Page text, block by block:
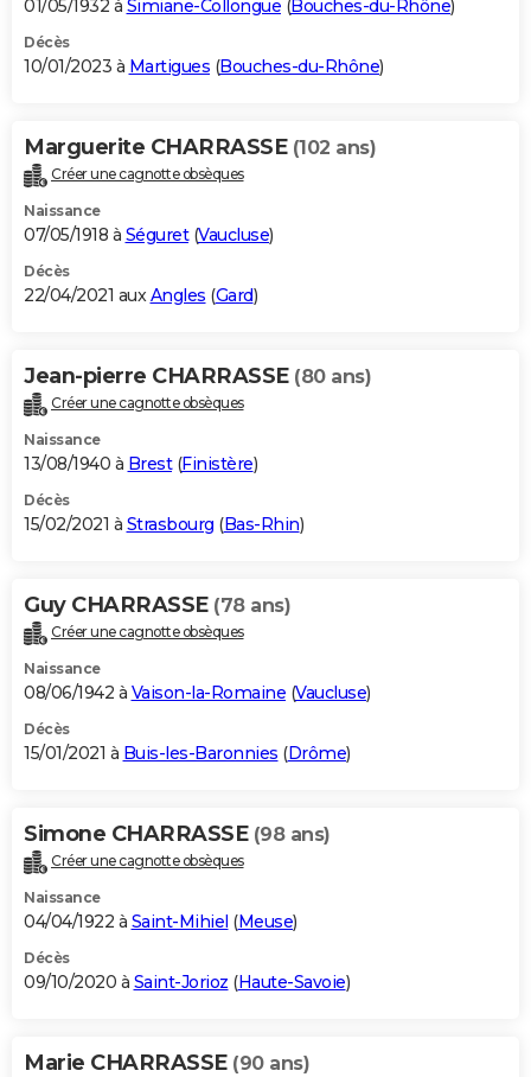
01/05/1932 à Simiane-Collongue (Bouches-du-Rhône)
Décès
10/01/2023 à Martigues (Bouches-du-Rhône)
Marguerite CHARRASSE (102 ans)
Créer une cagnotte obsèques
Naissance
07/05/1918 à Séguret(Vaucluse)
Décès
22/04/2021 auxAngles (Gard)
Jean-pierre CHARRASSE (80 ans)
Créer une cagnotte obsèques
Naissance
13/08/1940 à Brest(Finistère)
Décès
15/02/2021 à Strasbourg (Bas-Rhin)
Guy CHARRASSE (78 ans)
Créer une cagnotte obsèques
Naissance
08/06/1942 à Vaison-la-Romaine (Vaucluse)
Décès
15/01/2021 à Buis-les-Baronnies (Drôme)
Simone CHARRASSE (98 ans)
Créer une cagnotte obsèques
Naissance
04/04/1922 à Saint-Mihiel (Meuse)
Décès
09/10/2020 à Saint-Jorioz (Haute-Savoie)
Marie CHARRASSE (90 ans)